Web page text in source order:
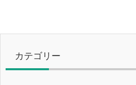
カテゴリー